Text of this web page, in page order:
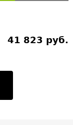
41 823 руб.